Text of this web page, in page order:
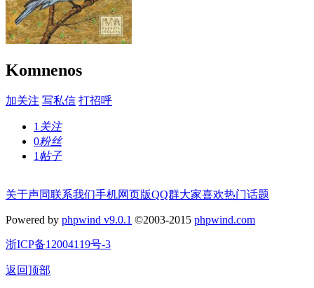
Komnenos
加关注 写私信 打招呼
1 关注
0粉丝
1 帖子
关于声同联系我们手机网页版QQ群大家喜欢热门话题
Powered by phpwind v9.0.1 ©2003-2015 phpwind.com
浙ICP备12004119号-3
返回顶部